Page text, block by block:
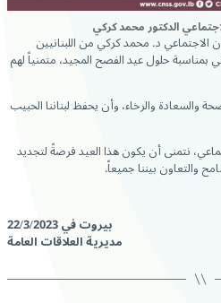
الدكتور محمد كركي
الاجتماعي د. محمد كركي من اللبنانيين
حلول عيد الفصح المجيد، متمنياً لهم
والسعادة والرخاء، وأن يحفظ لبناننا الحبيب
نتمنى أن يكون هذا العيد فرصةً لتجديد
والتعاون بيننا جميعاً.
بيروت في 22/3/2023
مديرية العلاقات العامة